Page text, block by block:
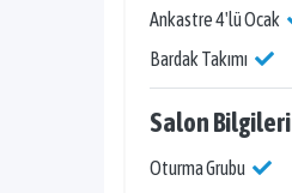
Ankastre 4'lü Ocak
Bardak Takımı
Salon Bilgileri
Oturma Grubu